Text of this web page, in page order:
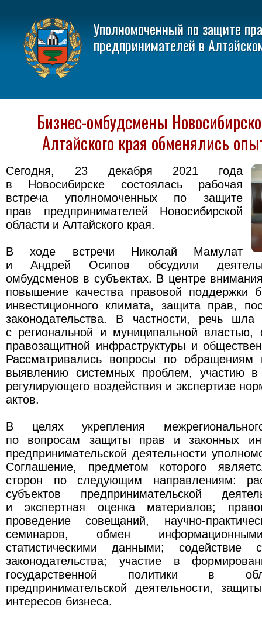
Уполномоченный по защите
предпринимателей в
Бизнес-омбудсмены
Алтайского края обменялись
Сегодня, 23 декабря 2021 года
в Новосибирске состоялась рабочая
встреча уполномоченных по защите
прав предпринимателей Новосибирской
области и Алтайского края.
В ходе встречи Николай Мамулат
и Андрей Осипов обсудили
омбудсменов в субъектах. В центре
повышение качества правовой поддержки
инвестиционного климата, защита прав,
законодательства. В частности, речь шла
с региональной и муниципальной властью,
правозащитной инфраструктуры и
Рассматривались вопросы по обращениям
выявлению системных проблем, участию в
регулирующего воздействия и экспертизе
актов.
В целях укрепления
по вопросам защиты прав и законных
предпринимательской деятельности
Соглашение, предметом которого
сторон по следующим направлениям:
субъектов предпринимательской
и экспертная оценка материалов;
проведение совещаний, научно-
семинаров, обмен
статистическими данными; содействие
законодательства; участие в
государственной политики в
предпринимательской деятельности,
интересов бизнеса.